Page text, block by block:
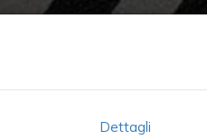
Dettagli